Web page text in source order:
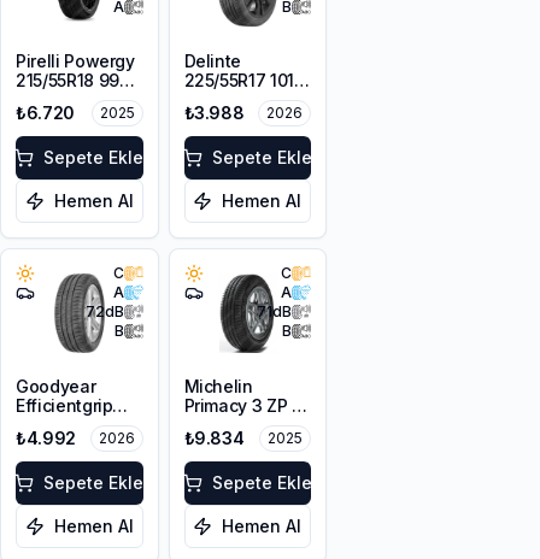
A
Pirelli Powergy
215/55R18 99V
₺6.720 2025
Sepete Ekle
Hemen Al
B
Delinte
225/55R17 101W
₺3.988 2026
Sepete Ekle
Hemen Al
C
A
72dB
B
Goodyear
Efficientgrip
Performance
215/45R17 91W
XL FP
₺4.992 2026
Sepete Ekle
Hemen Al
C
A
71dB
B
Michelin
Primacy 3 ZP *
225/55R17 97W
GRNX
₺9.834 2025
Sepete Ekle
Hemen Al